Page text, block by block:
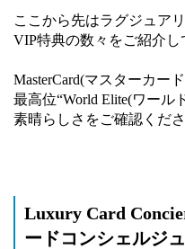
ここから先はラグジュア
VIP特典の数々をご紹介し
MasterCard(マスターカー
最高位“World Elite(ワール
素晴らしさをご確認くださ
Luxury Card
ードコンシェルジ